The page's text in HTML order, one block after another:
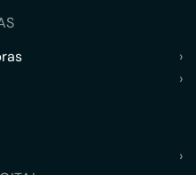
›
›
›